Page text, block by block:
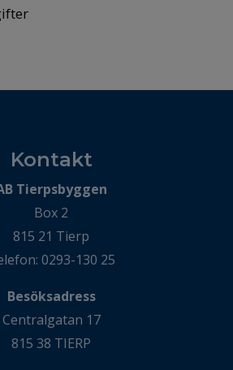
Kontakt
Tierpsbyggen
Box 2
815 21 Tierp
0293-130 25
Besöksadress
Centralgatan 17
815 38 TIERP